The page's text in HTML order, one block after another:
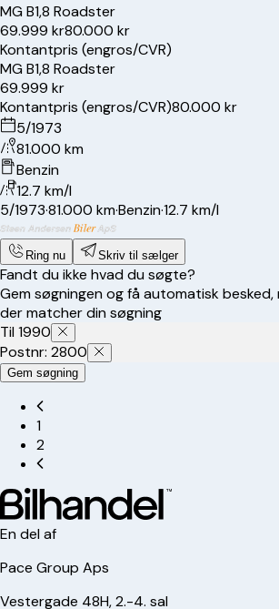
MGB1,8 Roadster
69.999 kr80.000 kr
Kontantpris (engros/CVR)
MGB1,8 Roadster
69.999 kr
Kontantpris (engros/CVR)80.000 kr
5/1973
81.000 km
Benzin
12.7 km/l
5/1973·81.000 km·Benzin·12.7 km/l
Ring nu Skriv til sælger
Fandt du ikke hvad du søgte?
Gem søgningen og få automatisk
der matcher din søgning
Til 1990
Postnr: 2800
Gem søgning
1
2
En del af
Pace Group Aps
Vestergade 48H, 2.-4. sal